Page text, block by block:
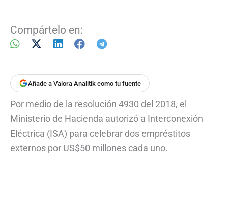
Compártelo en:
Añade a Valora Analitik como tu fuente
Por medio de la resolución 4930 del 2018, el
Ministerio de Hacienda autorizó a Interconexión
Eléctrica (ISA) para celebrar dos empréstitos
externos por US$50 millones cada uno.